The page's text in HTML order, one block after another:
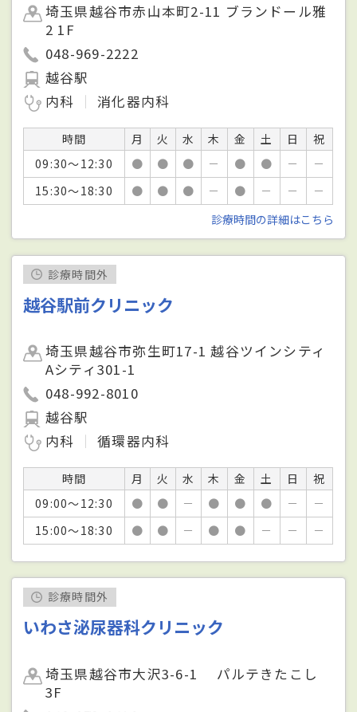
埼玉県越谷市赤山本町2-11 ブランドール雅
2 1F
048-969-2222
越谷駅
内科
消化器内科
時間 月 火 水 木 金 土 日
祝
09:30～12:30
● ● ● － ● ● －
－
15:30～18:30
● ● ● － ● － －
－
診療時間の詳細はこちら
診療時間外
越谷駅前クリニック
埼玉県越谷市弥生町17-1 越谷ツインシティ
Aシティ301-1
048-992-8010
越谷駅
内科
循環器内科
時間 月 火 水 木 金 土 日
祝
09:00～12:30
● ● － ● ● ● －
－
15:00～18:30
● ● － ● ● － － －
診療時間外
いわさ泌尿器科クリニック
埼玉県越谷市大沢3-6-1 パルテきたこし
3F